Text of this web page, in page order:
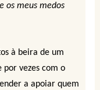
os meus medos
à beira de um
por vezes com o
a apoiar quem